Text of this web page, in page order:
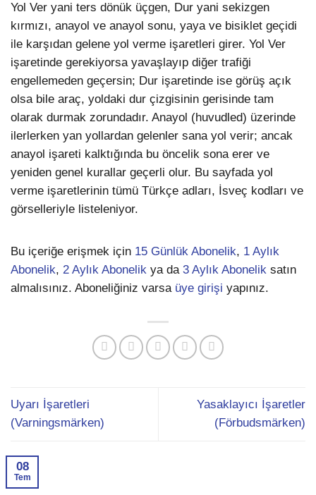
Yol Ver yani ters dönük üçgen, Dur yani sekizgen
kırmızı, anayol ve anayol sonu, yaya ve bisiklet geçidi
ile karşıdan gelene yol verme işaretleri girer. Yol Ver
işaretinde gerekiyorsa yavaşlayıp diğer trafiği
engellemeden geçersin; Dur işaretinde ise görüş açık
olsa bile araç, yoldaki dur çizgisinin gerisinde tam
olarak durmak zorundadır. Anayol (huvudled) üzerinde
ilerlerken yan yollardan gelenler sana yol verir; ancak
anayol işareti kalktığında bu öncelik sona erer ve
yeniden genel kurallar geçerli olur. Bu sayfada yol
verme işaretlerinin tümü Türkçe adları, İsveç kodları ve
görselleriyle listeleniyor.
Bu içeriğe erişmek için 15 Günlük Abonelik, 1 Aylık
Abonelik, 2 Aylık Abonelik ya da 3 Aylık Abonelik satın
almalısınız. Aboneliğiniz varsa üye girişi yapınız.
Uyarı İşaretleri
(Varningsmärken)
Yasaklayıcı İşaretler
(Förbudsmärken)
08
Tem